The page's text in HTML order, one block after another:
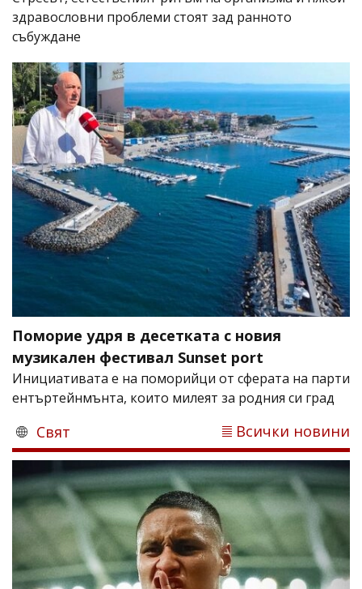
здравословни проблеми стоят зад ранното
събуждане
Поморие удря в десетката с новия
музикален фестивал Sunset port
Инициативата е на поморийци от сферата на парти
ентъртейнмънта, които милеят за родния си град
Свят Всички новини